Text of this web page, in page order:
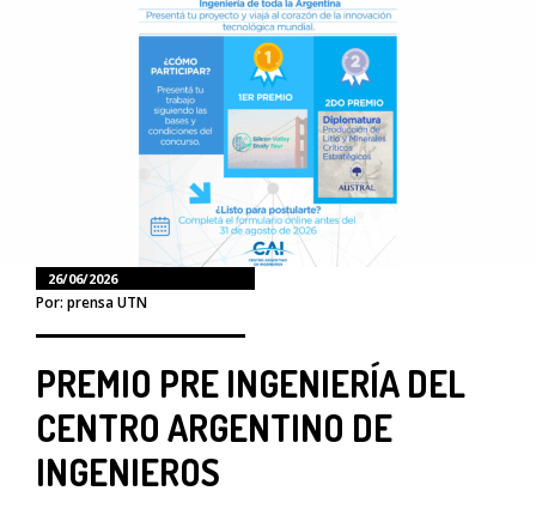
26/06/2026
Por: prensa UTN
PREMIO PRE INGENIERÍA DEL
CENTRO ARGENTINO DE
INGENIEROS